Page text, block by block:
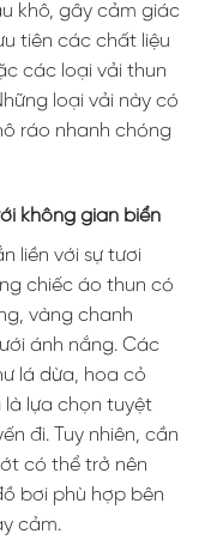
khô, gây cảm giác
tiên các chất liệu
các loại vải thun
loại vải này có
ráo nhanh chóng
không gian biển
liền với sự tươi
chiếc áo thun có
vàng chanh
ánh nắng. Các
lá dừa, hoa cỏ
là lựa chọn tuyệt
đi. Tuy nhiên, cần
có thể trở nên
bơi phù hợp bên
cảm.